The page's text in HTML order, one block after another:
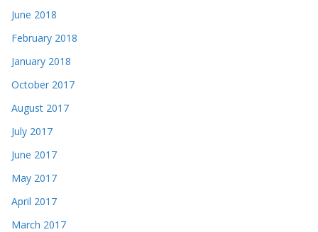
June 2018
February 2018
January 2018
October 2017
August 2017
July 2017
June 2017
May 2017
April 2017
March 2017